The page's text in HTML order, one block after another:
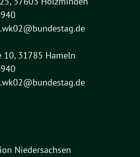
10, 31785 Hameln
Niedersachsen